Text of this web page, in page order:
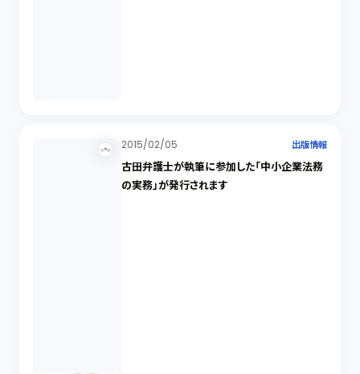
2015/02/05 出版情報
古田弁護士が執筆に参加した「中小企業法務
の実務」が発行されます